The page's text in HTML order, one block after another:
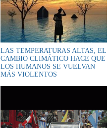
LAS TEMPERATURAS ALTAS, EL
CAMBIO CLIMÁTICO HACE QUE
LOS HUMANOS SE VUELVAN
MÁS VIOLENTOS